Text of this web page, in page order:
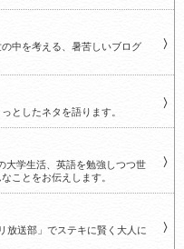
中を考える、暑苦しいブログ
としたネタを語ります。
大学生活、英語を勉強しつつ世
ことをお伝えします。
放送部」でステキに賢く大人に